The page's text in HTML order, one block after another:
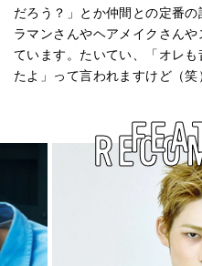
だろう？」とか仲間との定番
ラマンさんやヘアメイクさん
ています。たいてい、「オレ
たよ」って言われますけど（笑